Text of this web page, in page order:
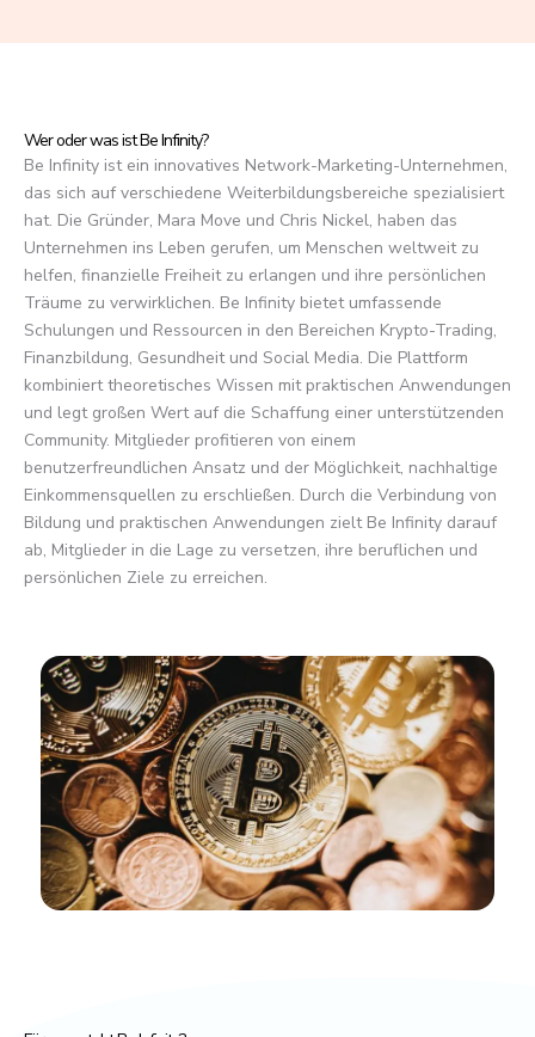
5
Wer oder was ist Be Infinity?
Be Infinity ist ein innovatives Network-Marketing-Unternehmen,
das sich auf verschiedene Weiterbildungsbereiche spezialisiert
hat. Die Gründer, Mara Move und Chris Nickel, haben das
Unternehmen ins Leben gerufen, um Menschen weltweit zu
helfen, finanzielle Freiheit zu erlangen und ihre persönlichen
Träume zu verwirklichen. Be Infinity bietet umfassende
Schulungen und Ressourcen in den Bereichen Krypto-Trading,
Finanzbildung, Gesundheit und Social Media. Die Plattform
kombiniert theoretisches Wissen mit praktischen Anwendungen
und legt großen Wert auf die Schaffung einer unterstützenden
Community. Mitglieder profitieren von einem
benutzerfreundlichen Ansatz und der Möglichkeit, nachhaltige
Einkommensquellen zu erschließen. Durch die Verbindung von
Bildung und praktischen Anwendungen zielt Be Infinity darauf
ab, Mitglieder in die Lage zu versetzen, ihre beruflichen und
persönlichen Ziele zu erreichen.